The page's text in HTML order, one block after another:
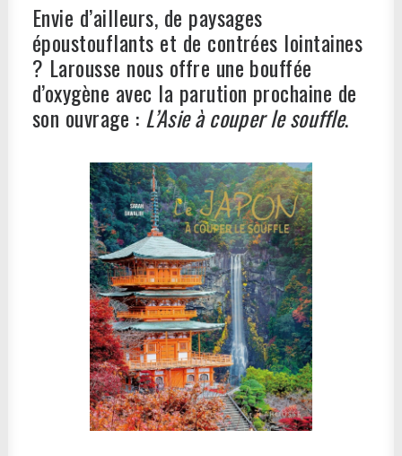
Envie d’ailleurs, de paysages
époustouflants et de contrées lointaines
? Larousse nous offre une bouffée
d’oxygène avec la parution prochaine de
son ouvrage : L’Asie à couper le souffle.